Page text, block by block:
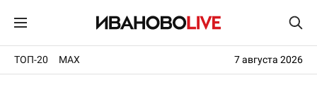
ТОП-20 MAX 7 августа 2026